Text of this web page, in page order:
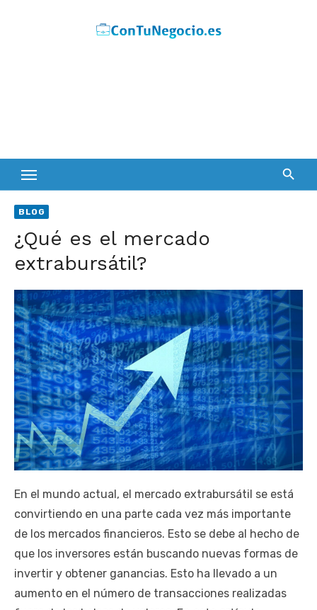
BLOG
¿Qué es el mercado
extrabursátil?
En el mundo actual, el mercado extrabursátil se está
convirtiendo en una parte cada vez más importante
de los mercados financieros. Esto se debe al hecho de
que los inversores están buscando nuevas formas de
invertir y obtener ganancias. Esto ha llevado a un
aumento en el número de transacciones realizadas